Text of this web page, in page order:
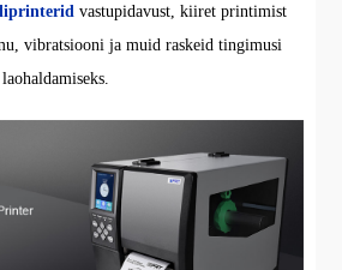
vastupidavust, kiiret printimist
vibratsiooni ja muid raskeid tingimusi